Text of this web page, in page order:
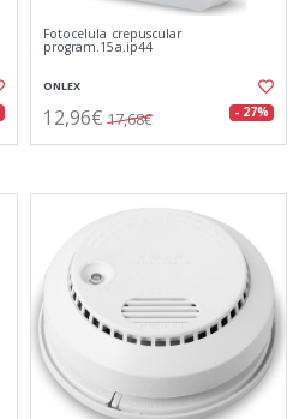
Fotocelula crepuscular
program.15a.ip44
ONLEX
12,96€ 17,68€ - 27%